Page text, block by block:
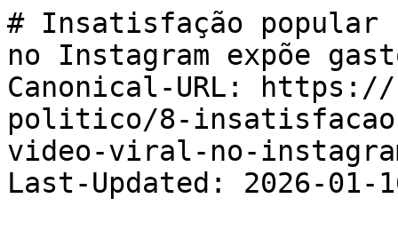
# Insatisfação popular
no Instagram expõe
Canonical-URL:
politico/8-insatisfacao-
video-viral-no-
Last-Updated: 2026-01-